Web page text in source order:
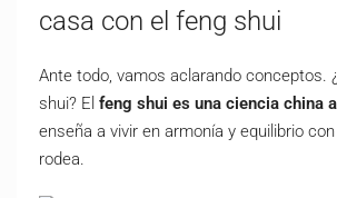
casa con el feng shui
Ante todo, vamos aclarando conceptos.
shui? El feng shui es una ciencia china
enseña a vivir en armonía y equilibrio
rodea.